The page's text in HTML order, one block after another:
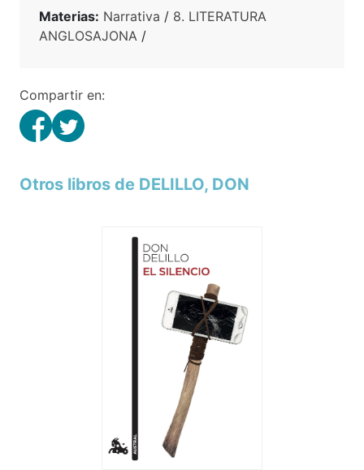
Materias: Narrativa / 8. LITERATURA
ANGLOSAJONA /
Compartir en:
Otros libros de DELILLO, DON